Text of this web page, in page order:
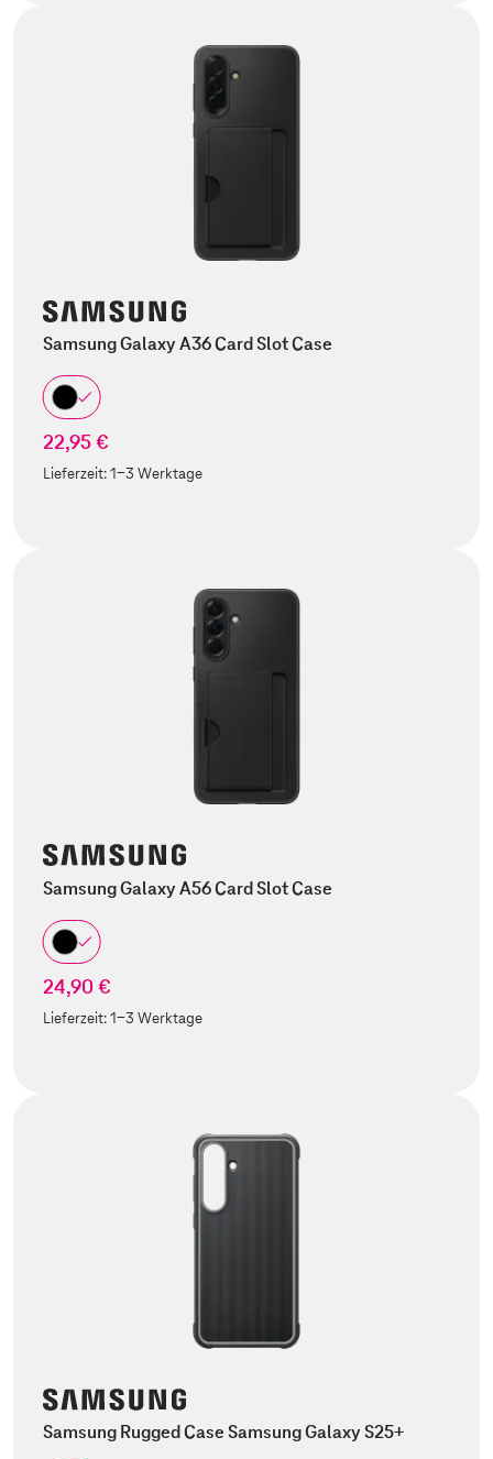
Samsung Galaxy A36 Card Slot Case
22,95 €
Lieferzeit:1-3 Werktage
Samsung Galaxy A56 Card Slot Case
24,90 €
Lieferzeit:1-3 Werktage
Samsung Rugged Case Samsung Galaxy S25+